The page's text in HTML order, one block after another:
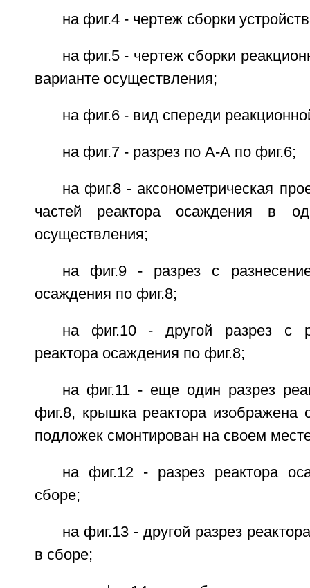
на фиг.4 - чертеж сборки
на фиг.5 - чертеж сборки
варианте осуществления;
на фиг.6 - вид спереди
на фиг.7 - разрез по А-А по фиг.6;
на фиг.8 - аксонометрическая
частей реактора осаждения в
осуществления;
на фиг.9 - разрез с
осаждения по фиг.8;
на фиг.10 - другой разрез с
реактора осаждения по фиг.8;
на фиг.11 - еще один разрез
фиг.8, крышка реактора изображена
подложек смонтирован на своем
на фиг.12 - разрез реактора
сборе;
на фиг.13 - другой разрез
в сборе;